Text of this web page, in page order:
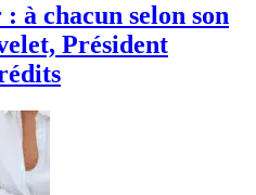
à chacun selon son
Président